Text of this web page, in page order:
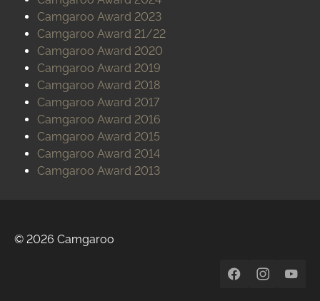
Camgaroo Award 2023
Camgaroo Award 21/22
Camgaroo Award 2020
Camgaroo Award 2019
Camgaroo Award 2018
Camgaroo Award 2017
Camgaroo Award 2016
Camgaroo Award 2015
Camgaroo Award 2014
Camgaroo Award 2013
© 2026 Camgaroo